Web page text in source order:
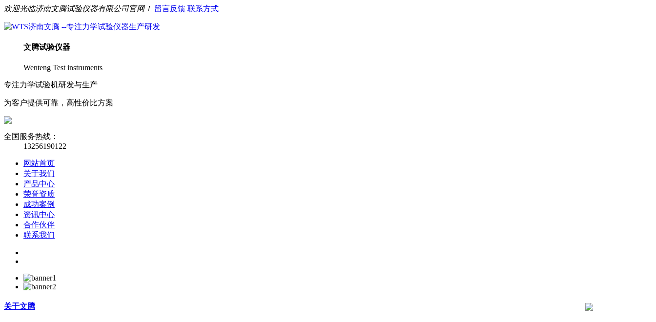
欢迎光临济南文腾试验仪器有限公司官网！ 留言反馈 联系方式
文腾试验仪器
Wenteng Test instruments
专注力学试验机研发与生产
为客户提供可靠，高性价比方案
全国服务热线：
13256190122
网站首页
关于我们
产品中心
荣誉资质
成功案例
资讯中心
合作伙伴
联系我们
关于文腾